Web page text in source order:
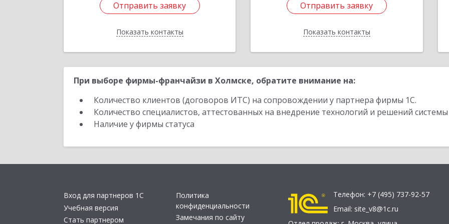
Отправить заявку
Показать контакты
Отправить заявку
Назад
Отправить заявку
Показать контакты
Отправить заявку
Назад
При выборе фирмы-франчайзи в Холмске, обратите внимание на:
Количество клиентов (договоров ИТС) на сопровождении у партнера фирмы 1С.
Количество специалистов, аттестованных на внедрение технологий и решений
Наличие у фирмы статуса
Вход для партнеров 1С
Учебная версия
Стать партнером
Политика
конфиденциальности
Замечания по сайту
Телефон: +7 (495) 737-92-57
Email: site_v8@1c.ru